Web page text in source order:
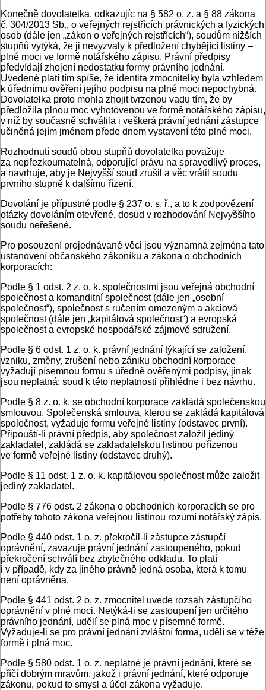
Konečně dovolatelka, odkazujíc na § 582 o. z. a § 88 zákona
č. 304/2013 Sb., o veřejných rejstřících právnických a fyzických
osob (dále jen „zákon o veřejných rejstřících“), soudům nižších
stupňů vytýká, že ji nevyzvaly k předložení chybějící listiny –
plné moci ve formě notářského zápisu. Právní předpisy
předvídají zhojení nedostatku formy právního jednání.
Uvedené platí tím spíše, že identita zmocnitelky byla vzhledem
k úřednímu ověření jejího podpisu na plné moci nepochybná.
Dovolatelka proto mohla zhojit tvrzenou vadu tím, že by
předložila plnou moc vyhotovenou ve formě notářského zápisu,
v níž by současně schválila i veškerá právní jednání zástupce
učiněná jejím jménem přede dnem vystavení této plné moci.
Rozhodnutí soudů obou stupňů dovolatelka považuje
za nepřezkoumatelná, odporující právu na spravedlivý proces,
a navrhuje, aby je Nejvyšší soud zrušil a věc vrátil soudu
prvního stupně k dalšímu řízení.
Dovolání je přípustné podle § 237 o. s. ř., a to k zodpovězení
otázky dovoláním otevřené, dosud v rozhodování Nejvyššího
soudu neřešené.
Pro posouzení projednávané věci jsou významná zejména tato
ustanovení občanského zákoníku a zákona o obchodních
korporacích:
Podle § 1 odst. 2 z. o. k. společnostmi jsou veřejná obchodní
společnost a komanditní společnost (dále jen „osobní
společnost“), společnost s ručením omezeným a akciová
společnost (dále jen „kapitálová společnost“) a evropská
společnost a evropské hospodářské zájmové sdružení.
Podle § 6 odst. 1 z. o. k. právní jednání týkající se založení,
vzniku, změny, zrušení nebo zániku obchodní korporace
vyžadují písemnou formu s úředně ověřenými podpisy, jinak
jsou neplatná; soud k této neplatnosti přihlédne i bez návrhu.
Podle § 8 z. o. k. se obchodní korporace zakládá společenskou
smlouvou. Společenská smlouva, kterou se zakládá kapitálová
společnost, vyžaduje formu veřejné listiny (odstavec první).
Připouští-li právní předpis, aby společnost založil jediný
zakladatel, zakládá se zakladatelskou listinou pořízenou
ve formě veřejné listiny (odstavec druhý).
Podle § 11 odst. 1 z. o. k. kapitálovou společnost může založit
jediný zakladatel.
Podle § 776 odst. 2 zákona o obchodních korporacích se pro
potřeby tohoto zákona veřejnou listinou rozumí notářský zápis.
Podle § 440 odst. 1 o. z. překročil-li zástupce zástupčí
oprávnění, zavazuje právní jednání zastoupeného, pokud
překročení schválí bez zbytečného odkladu. To platí
i v případě, kdy za jiného právně jedná osoba, která k tomu
není oprávněna.
Podle § 441 odst. 2 o. z. zmocnitel uvede rozsah zástupčího
oprávnění v plné moci. Netýká-li se zastoupení jen určitého
právního jednání, udělí se plná moc v písemné formě.
Vyžaduje-li se pro právní jednání zvláštní forma, udělí se v téže
formě i plná moc.
Podle § 580 odst. 1 o. z. neplatné je právní jednání, které se
příčí dobrým mravům, jakož i právní jednání, které odporuje
zákonu, pokud to smysl a účel zákona vyžaduje.